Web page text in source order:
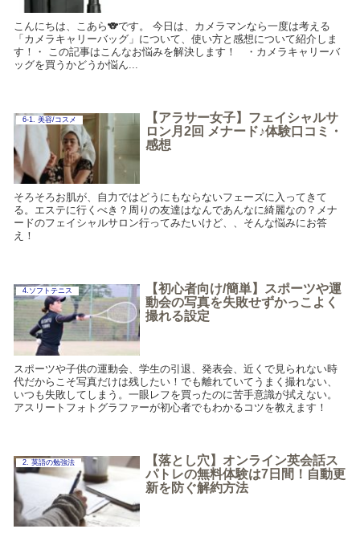
こんにちは、こあら🐨です。 今日は、カメラマンなら一度は考える
「カメラキャリーバッグ」について、使い方と感想について紹介しま
す！・ この記事はこんなお悩みを解決します！ ・カメラキャリーバ
ッグを買うかどうか悩ん...
6-1. 美容/コスメ
【アラサー女子】フェイシャルサ
ロン月2回 メナード♪体験口コミ・
感想
そろそろお肌が、自力ではどうにもならないフェーズに入ってきて
る。エステに行くべき？周りの友達はなんであんなに綺麗なの？メナ
ードのフェイシャルサロン行ってみたいけど、、そんな悩みにお答
え！
4.ソフトテニス
【初心者向け/簡単】スポーツや運
動会の写真を失敗せずかっこよく
撮れる設定
スポーツや子供の運動会、学生の引退、発表会、近くで見られない時
代だからこそ写真だけは残したい！でも離れていてうまく撮れない、
いつも失敗してしまう。一眼レフを買ったのに苦手意識が拭えない。
アスリートフォトグラファーが初心者でもわかるコツを教えます！
2. 英語の勉強法
【落とし穴】オンライン英会話ス
パトレの無料体験は7日間！自動更
新を防ぐ解約方法